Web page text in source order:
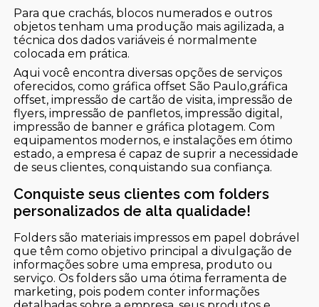
Para que crachás, blocos numerados e outros
objetos tenham uma produção mais agilizada, a
técnica dos dados variáveis é normalmente
colocada em prática.
Aqui você encontra diversas opções de serviços
oferecidos, como gráfica offset São Paulo,gráfica
offset, impressão de cartão de visita, impressão de
flyers, impressão de panfletos, impressão digital,
impressão de banner e gráfica plotagem. Com
equipamentos modernos, e instalações em ótimo
estado, a empresa é capaz de suprir a necessidade
de seus clientes, conquistando sua confiança.
Conquiste seus clientes com folders
personalizados de alta qualidade!
Folders são materiais impressos em papel dobrável
que têm como objetivo principal a divulgação de
informações sobre uma empresa, produto ou
serviço. Os folders são uma ótima ferramenta de
marketing, pois podem conter informações